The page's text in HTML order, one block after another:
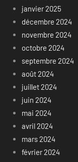
janvier 2025
décembre 2024
novembre 2024
octobre 2024
septembre 2024
août 2024
juillet 2024
juin 2024
mai 2024
avril 2024
mars 2024
février 2024